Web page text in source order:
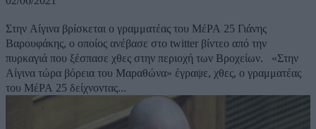
Στην Αίγινα βρίσκεται ο γραμματέας του ΜέΡΑ 25 Γιάνης
Βαρουφάκης, ο οποίος ανέβασε στο twitter βίντεο από την
πυρκαγιά που ξέσπασε χθες στην περιοχή των Βροχείων. «Στην
Αίγινα τώρα βόρεια του Μαραθώνα» έγραψε, χθες, ο γραμματέας
του ΜέΡΑ 25 δείχνοντας...